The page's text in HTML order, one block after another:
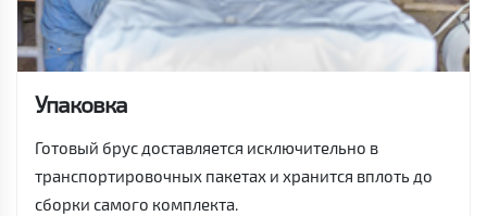
Упаковка
Готовый брус доставляется исключительно в
транспортировочных пакетах и хранится вплоть до
сборки самого комплекта.